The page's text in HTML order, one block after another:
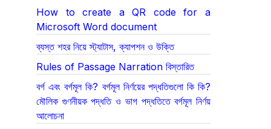
How to create a QR code for a
Microsoft Word document
ব্যস্ত শহর নিয়ে স্ট্যাটাস, ক্যাপশন ও উক্তি
Rules of Passage Narration বিস্তারিত
বর্গ এবং বর্গমূল কি? বর্গমূল নির্ণয়ের পদ্ধতিগুলো কি কি?
মৌলিক গুণনীয়ক পদ্ধতি ও ভাগ পদ্ধতিতে বর্গমূল নির্ণয়
আলোচনা